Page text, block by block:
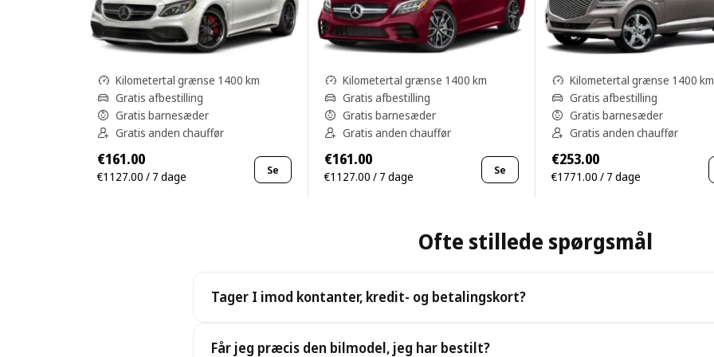
Kilometertal grænse 1400 km
Gratis afbestilling
Gratis barnesæder
Gratis anden chauffør
€161.00
€1127.00 / 7 dage Se
Kilometertal grænse 1400 km
Gratis afbestilling
Gratis barnesæder
Gratis anden chauffør
€161.00
€1127.00 / 7 dage Se
Kilometertal grænse 1400 km
Gratis afbestilling
Gratis barnesæder
Gratis anden chauffør
€253.00
€1771.00 / 7 dage
Ofte stillede spørgsmål
Tager I imod kontanter, kredit- og betalingskort?
Får jeg præcis den bilmodel, jeg har bestilt?